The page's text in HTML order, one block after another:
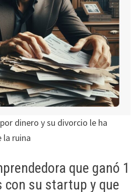
dinero y su divorcio le ha
la ruina
que ganó 1
con su startup y que